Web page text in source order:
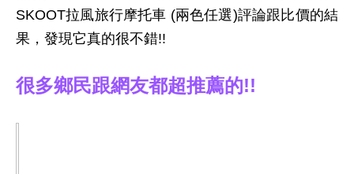
SKOOT拉風旅行摩托車 (兩色任選)評論跟比價的結
果，發現它真的很不錯!!
很多鄉民跟網友都超推薦的!!